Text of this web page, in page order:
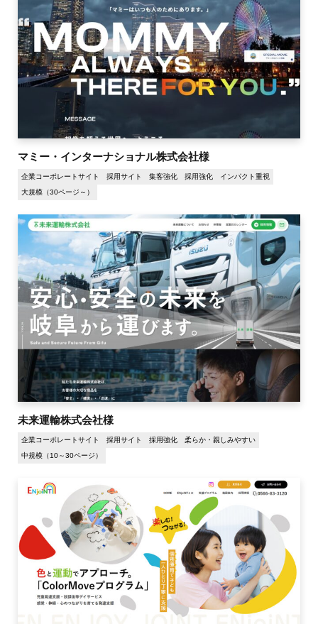
マミー・インターナショナル株式会社様
企業コーポレートサイト 採用サイト 集客強化 採用強化
インパクト重視
大規模（30ページ～）
未来運輸株式会社様
企業コーポレートサイト 採用サイト 採用強化
柔らか・親しみやすい
中規模（10～30ページ）